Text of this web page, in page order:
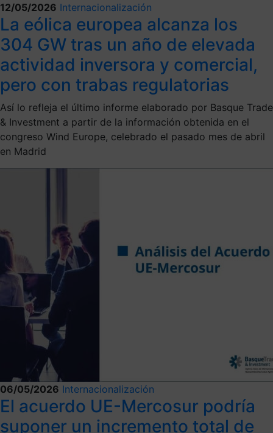
12/05/2026 Internacionalización
La eólica europea alcanza los
304 GW tras un año de elevada
actividad inversora y comercial,
pero con trabas regulatorias
Así lo refleja el último informe elaborado por Basque Trade
& Investment a partir de la información obtenida en el
congreso Wind Europe, celebrado el pasado mes de abril
en Madrid
06/05/2026 Internacionalización
El acuerdo UE-Mercosur podría
suponer un incremento total de